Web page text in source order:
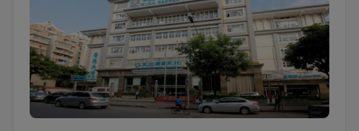
Fuda Cancer Hospital
Fuda Cancer Hospital
Китай, Гуанчжоу